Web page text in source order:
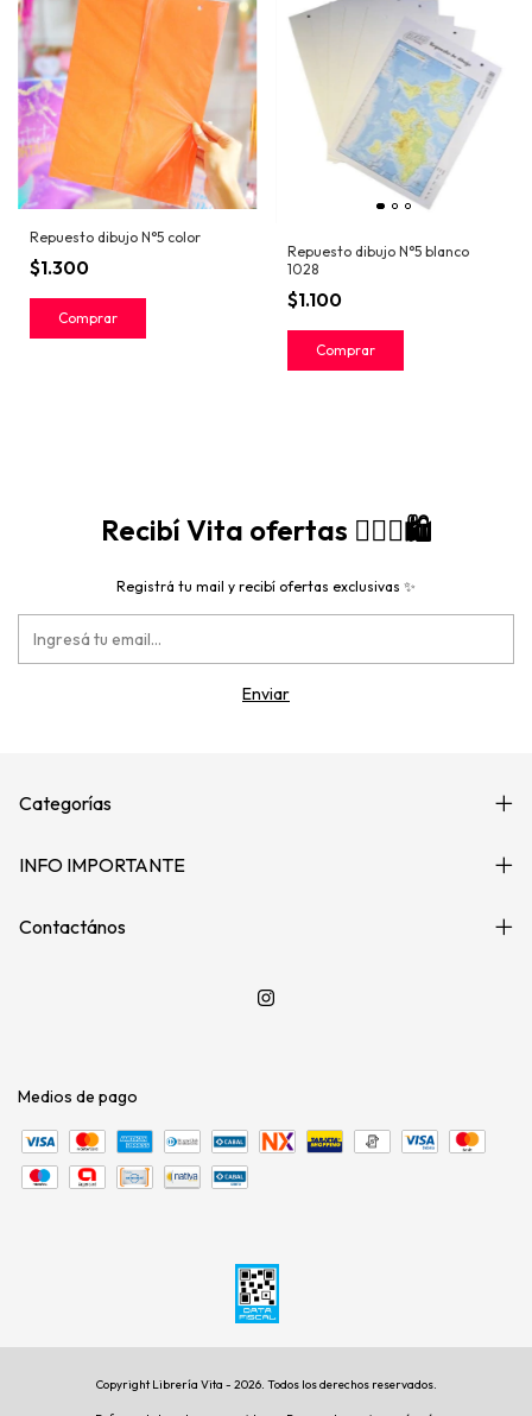
Repuesto dibujo N°5 color
$1.300
Repuesto dibujo N°5 blanco
1028
$1.100
Recibí Vita ofertas 🙋🏻‍♀️🛍️
Registrá tu mail y recibí ofertas exclusivas ✨
Categorías
INFO IMPORTANTE
Contactános
Medios de pago
Copyright Librería Vita - 2026. Todos los derechos reservados.